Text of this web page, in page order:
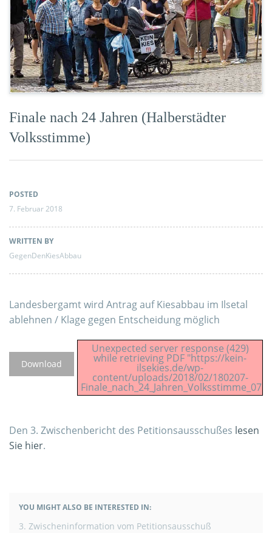
Finale nach 24 Jahren (Halberstädter
Volksstimme)
POSTED
7. Februar 2018
WRITTEN BY
GegenDenKiesAbbau
Landesbergamt wird Antrag auf Kiesabbau im Ilsetal
ablehnen / Klage gegen Entscheidung möglich
Download
Unexpected server response (429)
while retrieving PDF "https://kein-
ilsekies.de/wp-
content/uploads/2018/02/180207-
Den 3. Zwischenbericht des Petitionsausschußes lesen
Sie hier.
YOU MIGHT ALSO BE INTERESTED IN:
BEITRAGSNAVIGATION
3. Zwischeninformation vom Petitionsausschuß